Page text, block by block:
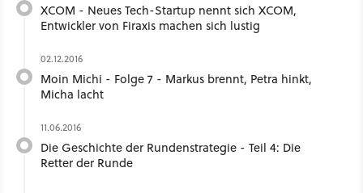
XCOM - Neues Tech-Startup nennt sich XCOM,
Entwickler von Firaxis machen sich lustig
02.12.2016
Moin Michi - Folge 7 - Markus brennt, Petra hinkt,
Micha lacht
11.06.2016
Die Geschichte der Rundenstrategie - Teil 4: Die
Retter der Runde